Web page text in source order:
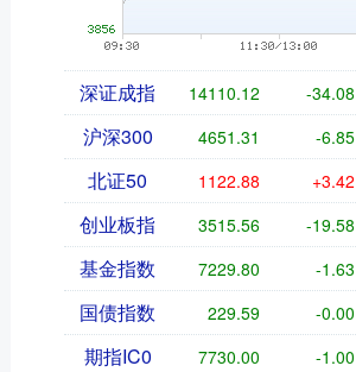
深证成指 14110.12 -34.08
沪深300 4651.31 -6.85
北证50 1122.88 +3.42
创业板指 3515.56 -19.58
基金指数 7229.80 -1.63
国债指数 229.59 -0.00
期指IC0 7730.00 -1.00